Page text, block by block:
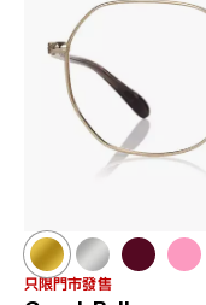
只限門市發售